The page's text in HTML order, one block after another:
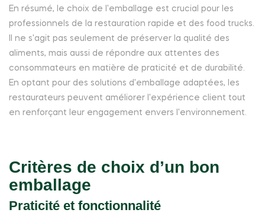
En résumé, le choix de l'emballage est crucial pour les
professionnels de la restauration rapide et des food trucks.
Il ne s'agit pas seulement de préserver la qualité des
aliments, mais aussi de répondre aux attentes des
consommateurs en matière de praticité et de durabilité.
En optant pour des solutions d'emballage adaptées, les
restaurateurs peuvent améliorer l'expérience client tout
en renforçant leur engagement envers l'environnement.
Critères de choix d’un bon
emballage
Praticité et fonctionnalité